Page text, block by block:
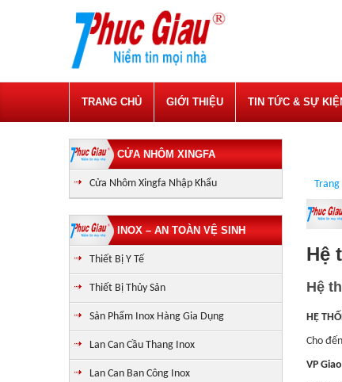
TRANG CHỦ GIỚI THIỆU TIN TỨC & SỰ
CỬA NHÔM XINGFA
Cửa Nhôm Xingfa Nhập Khẩu
INOX – AN TOÀN VỆ SINH
Thiết Bị Y Tế
Thiết Bị Thủy Sản
Sản Phẩm Inox Hàng Gia Dụng
Lan Can Cầu Thang Inox
Lan Can Ban Công Inox
Trang
Hệ
Hệ
HỆ
Cho
VP